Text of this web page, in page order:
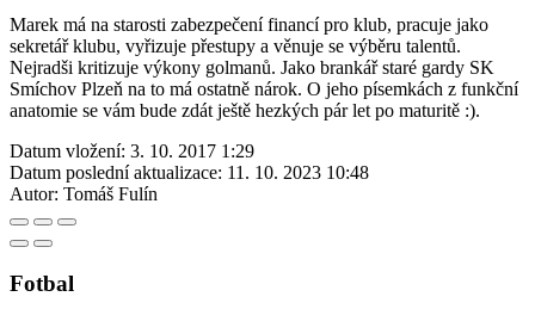
Marek má na starosti zabezpečení financí pro klub, pracuje jako
sekretář klubu, vyřizuje přestupy a věnuje se výběru talentů.
Nejradši kritizuje výkony golmanů. Jako brankář staré gardy SK
Smíchov Plzeň na to má ostatně nárok. O jeho písemkách z funkční
anatomie se vám bude zdát ještě hezkých pár let po maturitě :).
Datum vložení: 3. 10. 2017 1:29
Datum poslední aktualizace: 11. 10. 2023 10:48
Autor: Tomáš Fulín
Fotbal